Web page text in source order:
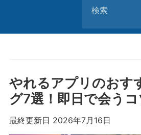
for:
やれるアプリのおす
グ7選！即日で会うコ
最終更新日 2026年7月16日